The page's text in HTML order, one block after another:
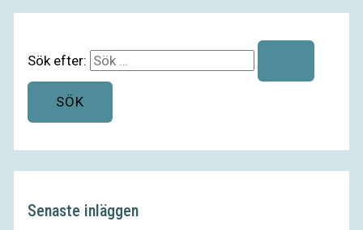
Sök efter:
Senaste inläggen